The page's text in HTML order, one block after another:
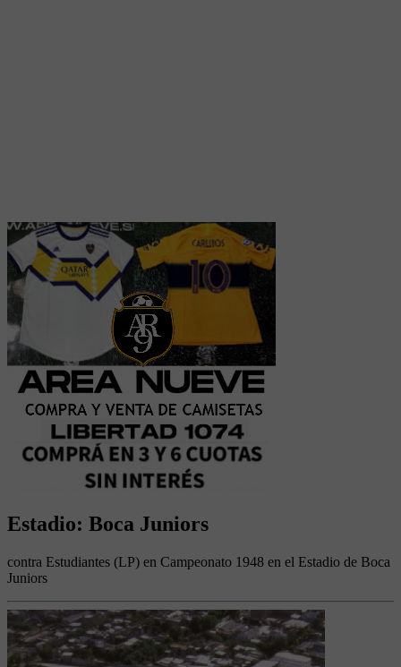
Estadio: Boca Juniors
contra Estudiantes (LP) en Campeonato 1948 en el Estadio de Boca
Juniors